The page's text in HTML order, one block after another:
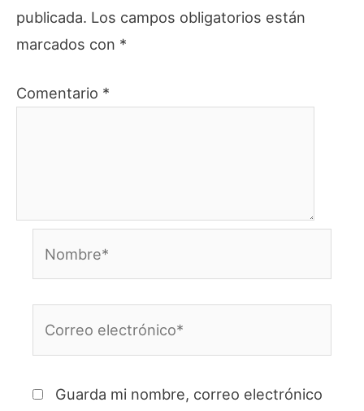
publicada. Los campos obligatorios están
marcados con *
Comentario *
Guarda mi nombre, correo electrónico